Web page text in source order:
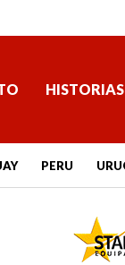
HISTORIAS
PERU